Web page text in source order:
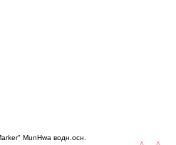
MunHwa водн.осн.